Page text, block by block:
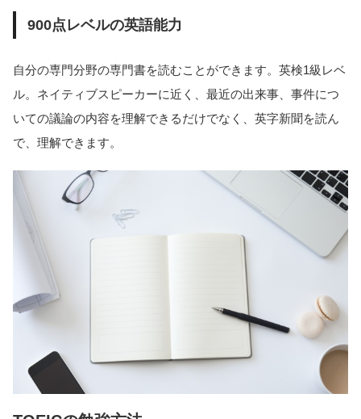
900点レベルの英語能力
自分の専門分野の専門書を読むことができます。英検1級レベ
ル。ネイティブスピーカーに近く、最近の出来事、事件につ
いての議論の内容を理解できるだけでなく、英字新聞を読ん
で、理解できます。